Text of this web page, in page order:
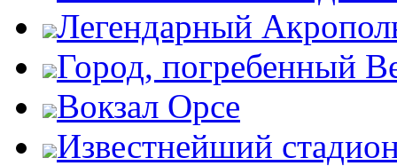
Легендарный
Город, погребенный
Вокзал Орсе
Известнейший